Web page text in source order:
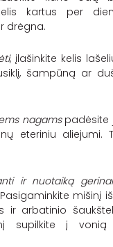
kartus per
drėgna.
, įlašinkite kelis
šampūną ar
nagamspadėsite
eteriniu aliejumi.
ir nuotaiką
mišinį
ir arbatinio
supilkite į